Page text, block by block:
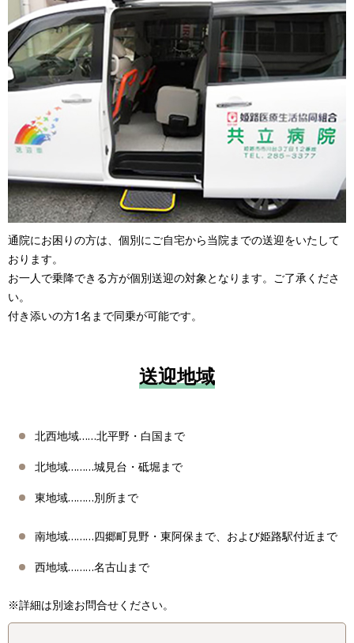
通院にお困りの方は、個別にご自宅から当院までの送迎をいたして
おります。
お一人で乗降できる方が個別送迎の対象となります。ご了承くださ
い。
付き添いの方1名まで同乗が可能です。
送迎地域
北西地域……北平野・白国まで
北地域………城見台・砥堀まで
東地域………別所まで
南地域………四郷町見野・東阿保まで、および姫路駅付近まで
西地域………名古山まで
※詳細は別途お問合せください。